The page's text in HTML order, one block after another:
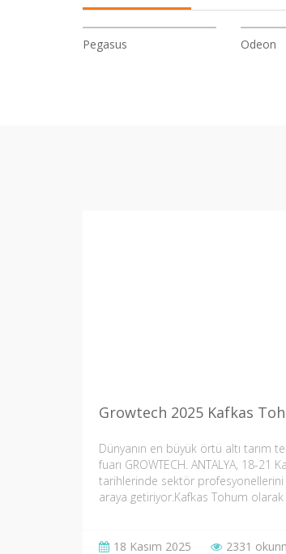
Pegasus Odeon
Dünyanın en büyük örtü altı tarım
fuarı GROWTECH. ANTALYA, 18-21
tarihlerinde sektör
araya getiriyor.Kafkas Tohum
mutluluk duyarız.
18 Kasım 2025 2331